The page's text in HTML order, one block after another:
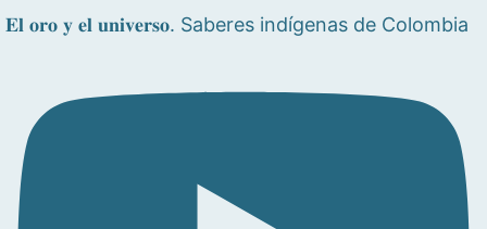
𝐄𝐥 𝐨𝐫𝐨 𝐲 𝐞𝐥 𝐮𝐧𝐢𝐯𝐞𝐫𝐬𝐨. Saberes indígenas de Colombia